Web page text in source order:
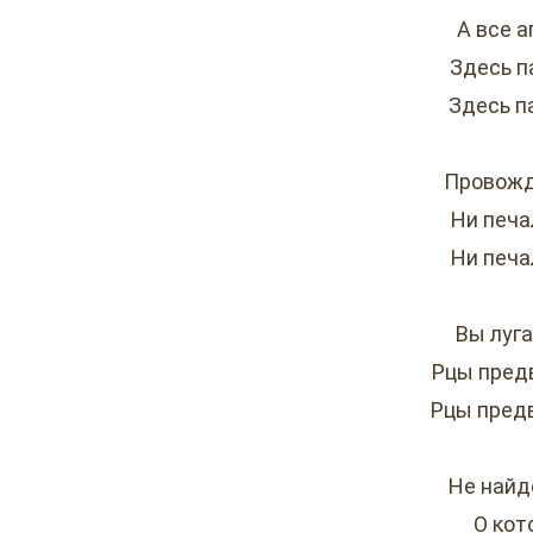
А все
Здесь
Здесь
Ни
Ни
Вы
Рцы
Рцы
Не
О